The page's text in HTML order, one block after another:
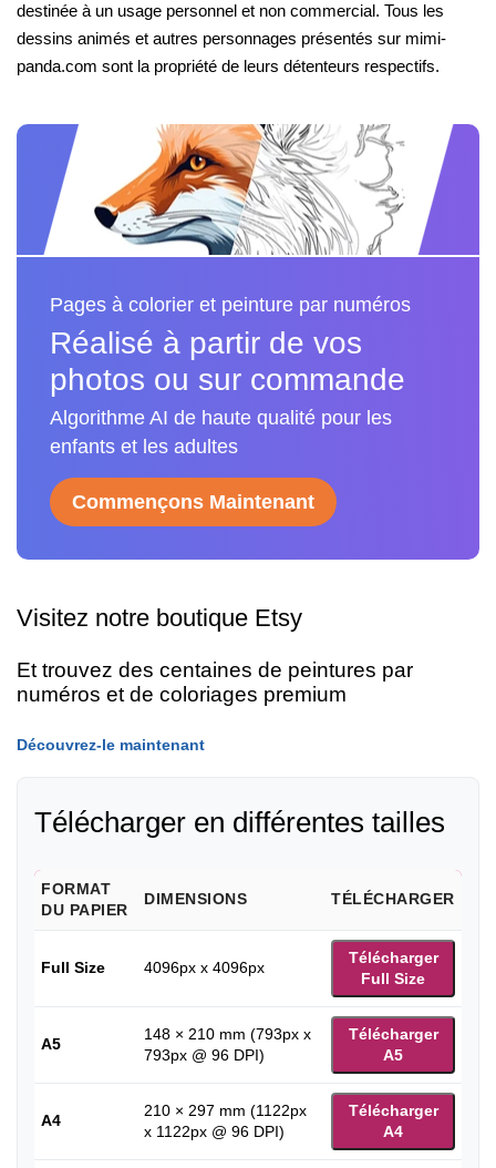
destinée à un usage personnel et non commercial. Tous les
dessins animés et autres personnages présentés sur mimi-
panda.com sont la propriété de leurs détenteurs respectifs.
Pages à colorier et peinture par numéros
Réalisé à partir de vos
photos ou sur commande
Algorithme AI de haute qualité pour les
enfants et les adultes
Commençons Maintenant
Visitez notre boutique Etsy
Et trouvez des centaines de peintures par
numéros et de coloriages premium
Découvrez-le maintenant
Télécharger en différentes tailles
FORMAT
DU PAPIER
DIMENSIONS TÉLÉCHARGER
Full Size 4096px x 4096px
Télécharger
Full Size
A5
148 × 210 mm (793px x
793px @ 96 DPI)
Télécharger
A5
A4
210 × 297 mm (1122px
x 1122px @ 96 DPI)
Télécharger
A4